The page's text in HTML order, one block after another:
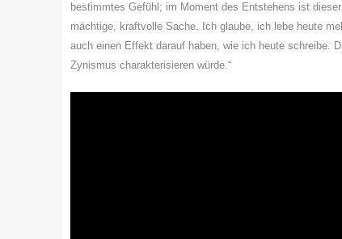
bestimmtes Gefühl; im Moment des Entstehens ist
mächtige, kraftvolle Sache. Ich glaube, ich lebe heute
auch einen Effekt darauf haben, wie ich heute schreibe.
Zynismus charakterisieren würde.“